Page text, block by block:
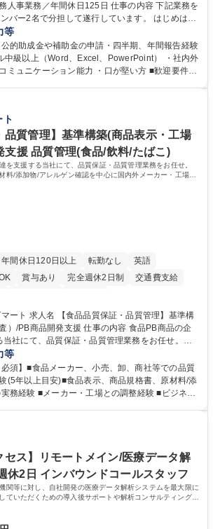
年間休日125日 仕事の内容 下記業務を
バー2名で分担して遂行しています。 はじめは担
いただき、ゆくゆくはリーダーやマネージャーポ
を期待しています。 【総務・人事グルー
制度関連 ・採用活動 ・教育研修の企画、実行 ・勤
提出 ・法定の会議運営（評議員会、理事会） ・
員からの問合せ、相談対応 ・その他日常の総務
等
的助成金や補助金の申請・四半期、年間報告経験
中級以上（Word、Excel、PowerPoint） ・社内外
ニケーション能力 ・口が堅い方 ■歓迎要件
ト
品質管理】基準構築(商品表示・工場
支援 品質管理(食品/飲料/たばこ)
を支援する当社にて、品質保証・品質管理業務をお任せ。
料/添加物/アレルゲン確認を中心に国内外メーカー・工場の
まで担います。
年間休日120日以上 転勤なし
英語
賞与あり 完全週休2日制
交通費支給
管理】基準構
支援 仕事の内容 食品PB商品の企
社にて、品質保証・品質管理業務をお任せ。商
材料/添加物/アレルゲン確認を中心に国内外メー
発売後対応まで担います。 【詳細】 ■商品
成分、原材料・添加物・アレルゲンの確認 ■メー
管理 ■国内外工場の監査、製造立会い、改善指導
合わせ対応 ■商品開発、物流、営業との連携 ※業
食品品質保証・品質管
・工場監査）/PB商品開発支援
等
須】■食品メーカー、小売、卸、商社等での品質
(5年以上目安)■食品表示、商品規格書、原材料/添
経験 ■メーカー・工場との調整経験 ■ビジネス
修了 ■TOEIC700点以上の英語力やビジネス上で
セス】リモートメイン/医療データ解
休2日 インバウンドコールスタッフ
関等に対し、自社開発の医療データ解析システムを最大限に
ていただくための導入後サポートや解析コンサルティング、
せします。